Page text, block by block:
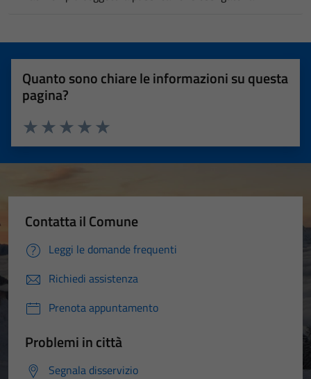
Quanto sono chiare le informazioni su questa
pagina?
Valuta 5 stelle su 5
Valuta 4 stelle su 5
Valuta 3 stelle su 5
Valuta 2 stelle su 5
Valuta 1 stelle su 5
Contatta il Comune
Leggi le domande frequenti
Richiedi assistenza
Prenota appuntamento
Problemi in città
Segnala disservizio